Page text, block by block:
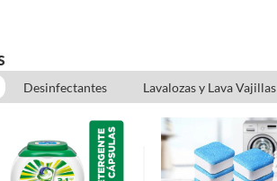
Desinfectantes Lavalozas y Lava Vajillas